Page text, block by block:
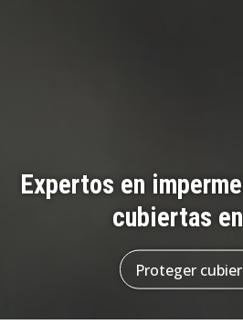
Expertos en
cubiertas
Proteger